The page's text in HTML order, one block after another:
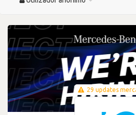
29 updates